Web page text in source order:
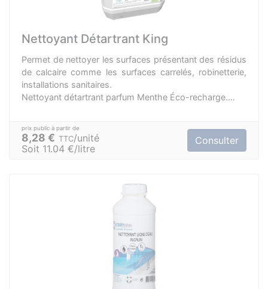
Nettoyant Détartrant King
Permet de nettoyer les surfaces présentant des résidus
de calcaire comme les surfaces carrelés, robinetterie,
installations sanitaires.
Nettoyant détartrant parfum Menthe Éco-recharge.
8,28 € TTC unité
Soit 11.04 €/litre
Consulter